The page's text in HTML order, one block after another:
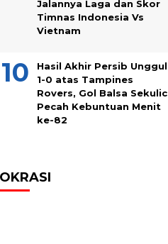
Jalannya Laga dan Skor
Timnas Indonesia Vs
Vietnam
Hasil Akhir Persib Unggul
1-0 atas Tampines
Rovers, Gol Balsa Sekulic
Pecah Kebuntuan Menit
ke-82